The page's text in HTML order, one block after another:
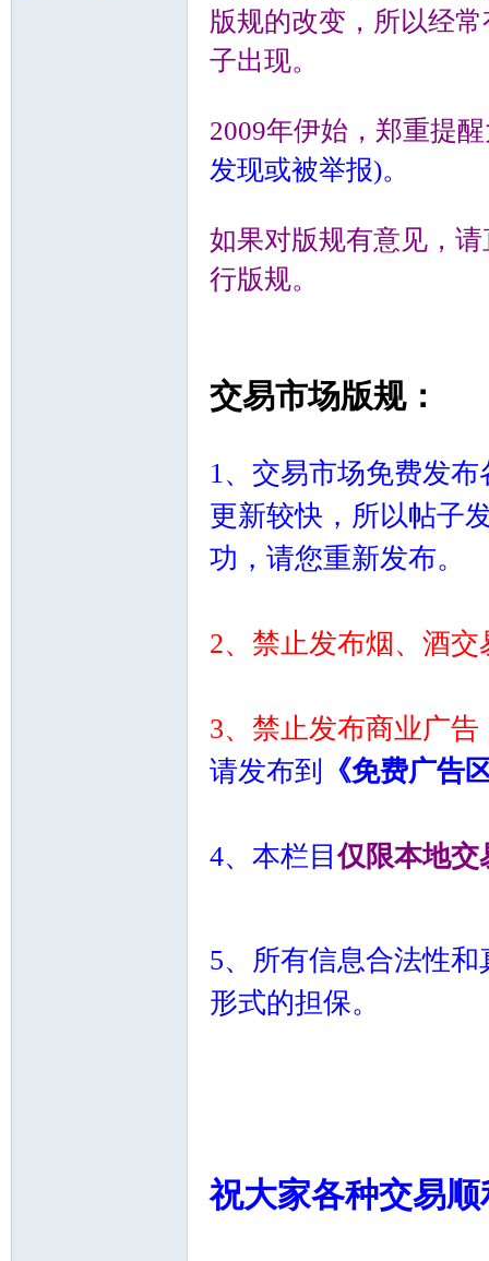
版规的改变，所以经
子出现。
2009年伊始，郑重提
发现或被举报)。
如果对版规有意见，
行版规。
交易市场版规：
1、交易市场免费发
更新较快，所以帖子
功，请您重新发布。
2、禁止发布烟、酒
3、禁止发布商业广
请发布到
《免费广告
4、本栏目仅限本地交
5、所有信息合法性
形式的担保。
祝大家各种交易顺